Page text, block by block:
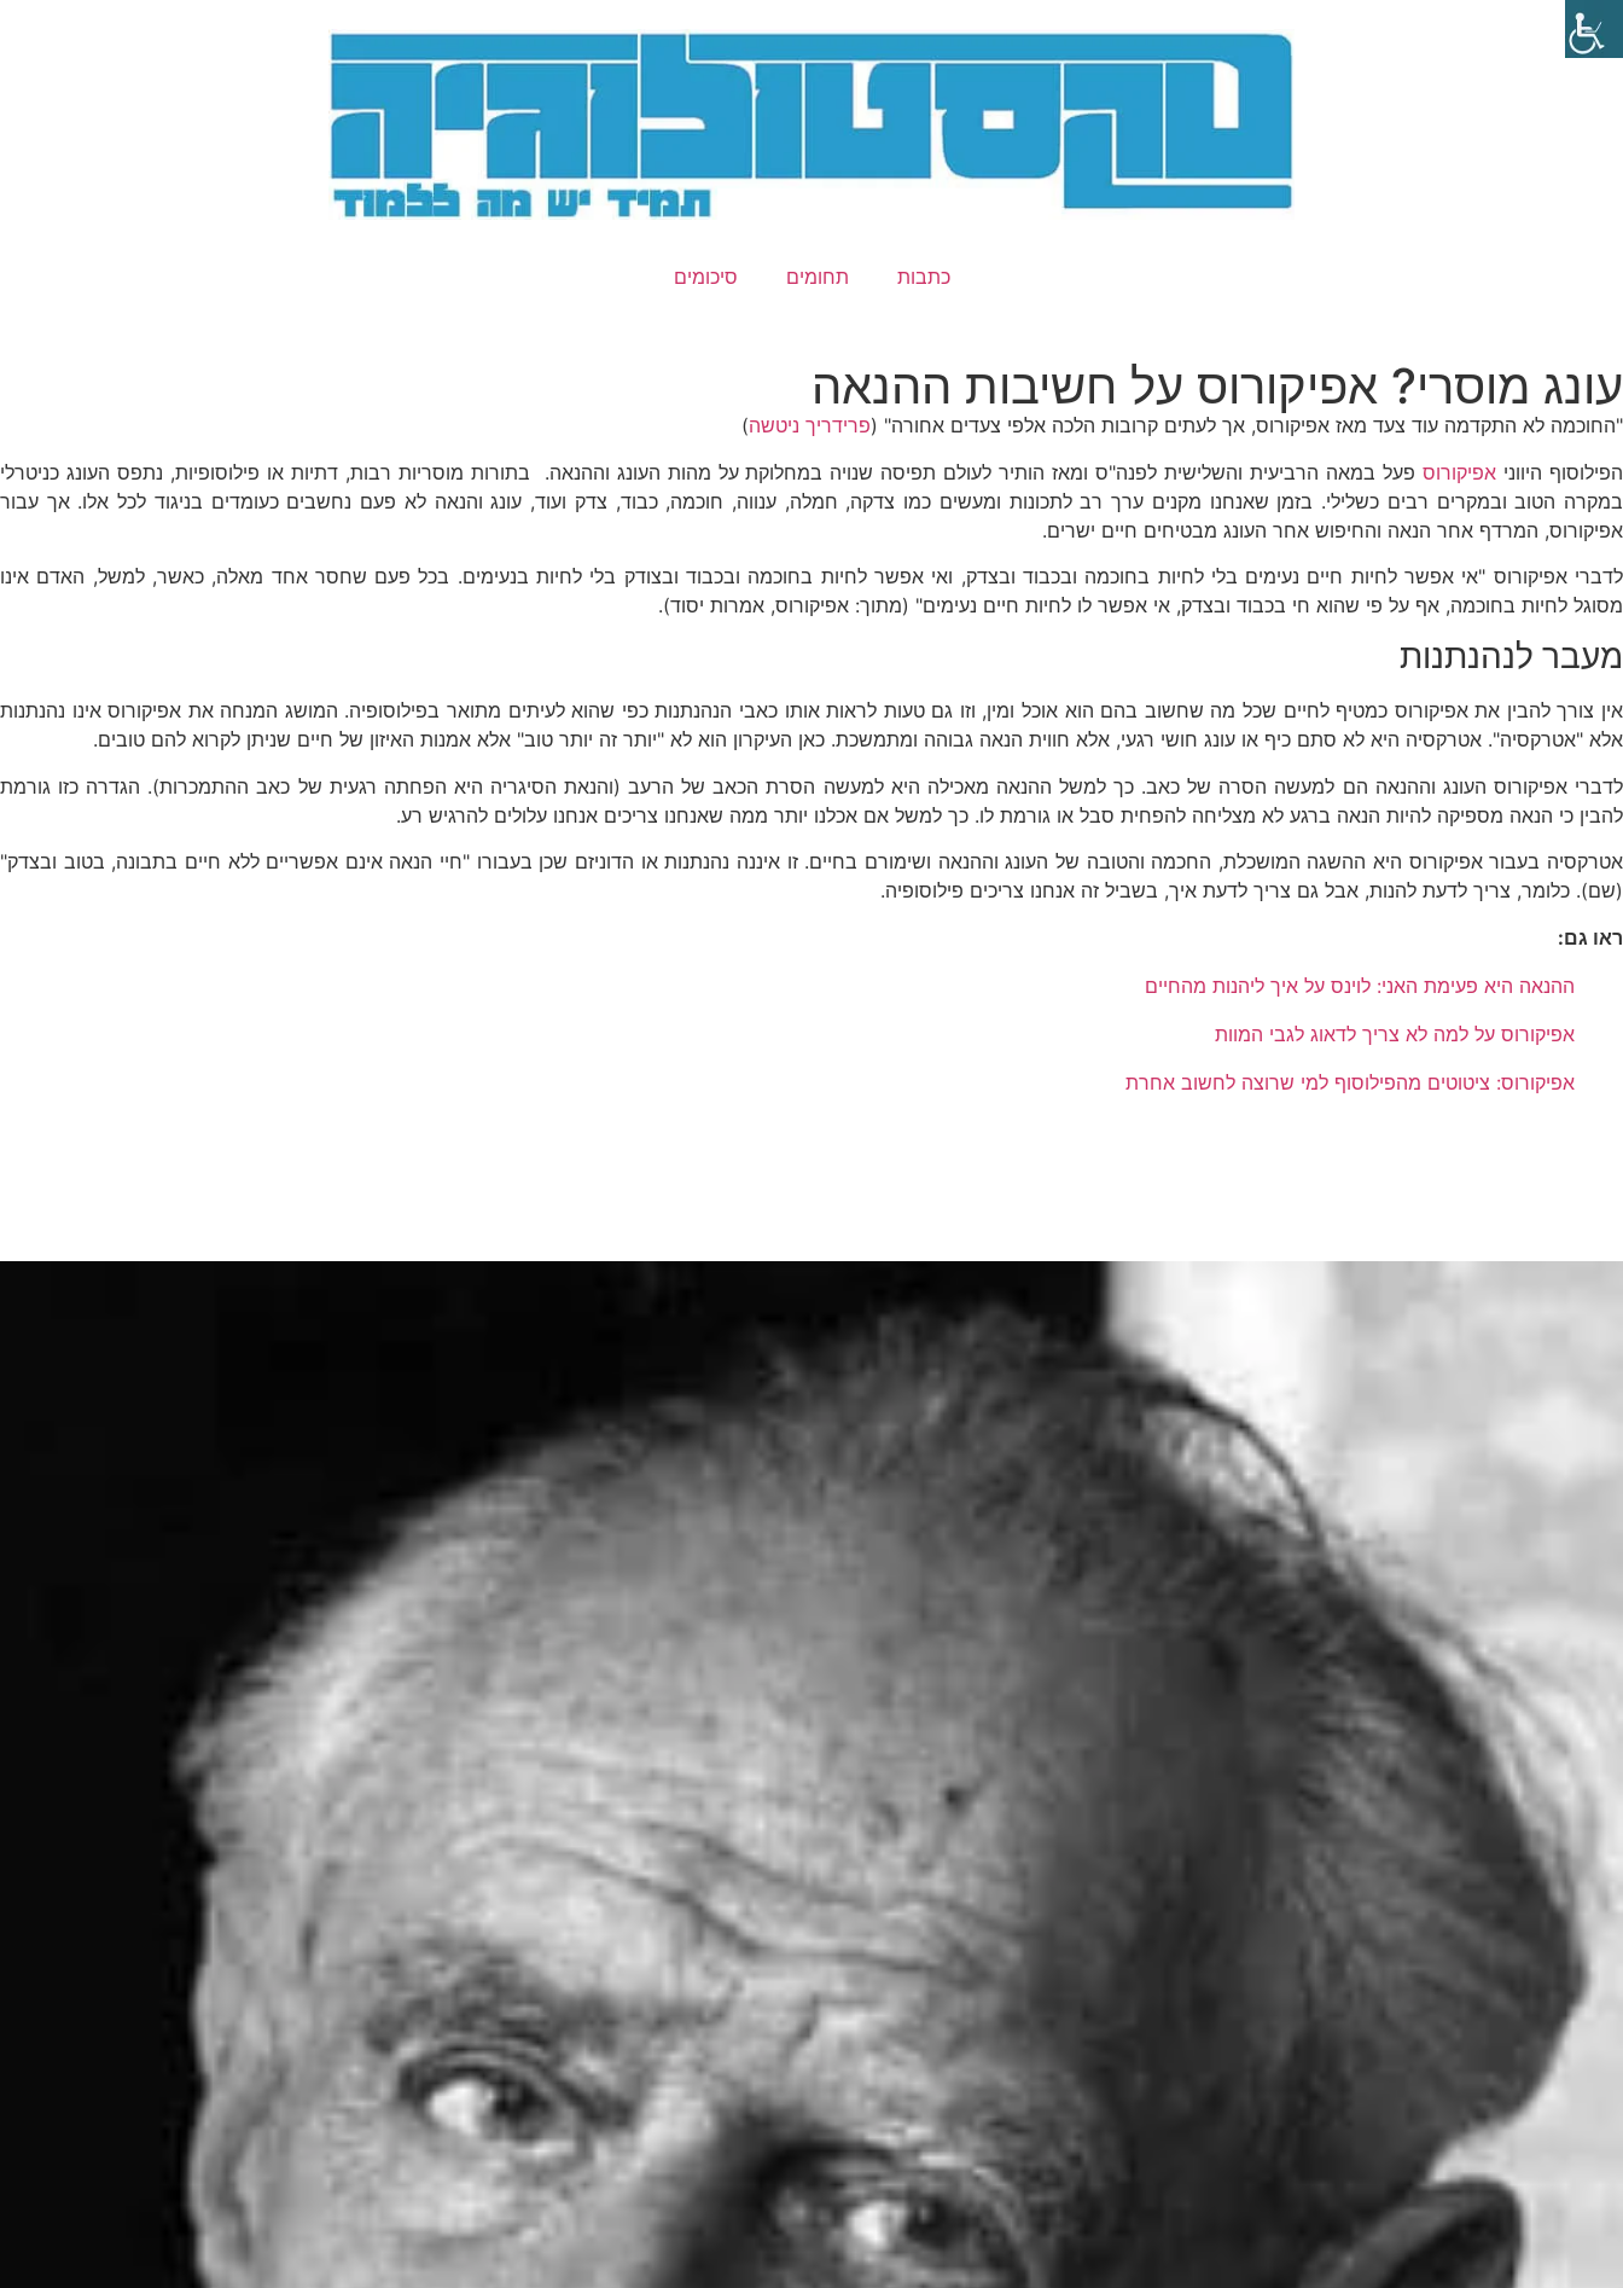
כתבות תחומים סיכומים
עונג מוסרי? אפיקורוס על חשיבות ההנאה
"החוכמה לא התקדמה עוד צעד מאז אפיקורוס, אך לעתים קרובות הלכה אלפי צעדים אחורה" (פרידריך ניטשה)
הפילוסוף היווני אפיקורוספעל במאה הרביעית והשלישית לפנה"ס ומאז הותיר לעולם תפיסה שנויה במחלוקת על מהות העונג וההנאה. בתורות מוסריות רבות, דתיות או פילוסופיות, נתפס העונג כניטרלי
במקרה הטוב ובמקרים רבים כשלילי. בזמן שאנחנו מקנים ערך רב לתכונות ומעשים כמו צדקה, חמלה, ענווה, חוכמה, כבוד, צדק ועוד, עונג והנאה לא פעם נחשבים כעומדים בניגוד לכל אלו. אך עבור
אפיקורוס, המרדף אחר הנאה והחיפוש אחר העונג מבטיחים חיים ישרים.
לדברי אפיקורוס "אי אפשר לחיות חיים נעימים בלי לחיות בחוכמה ובכבוד ובצדק, ואי אפשר לחיות בחוכמה ובכבוד ובצודק בלי לחיות בנעימים. בכל פעם שחסר אחד מאלה, כאשר, למשל, האדם אינו
מסוגל לחיות בחוכמה, אף על פי שהוא חי בכבוד ובצדק, אי אפשר לו לחיות חיים נעימים" (מתוך: אפיקורוס, אמרות יסוד).
מעבר לנהנתנות
אין צורך להבין את אפיקורוס כמטיף לחיים שכל מה שחשוב בהם הוא אוכל ומין, וזו גם טעות לראות אותו כאבי הנהנתנות כפי שהוא לעיתים מתואר בפילוסופיה. המושג המנחה את אפיקורוס אינו נהנתנות
אלא "אטרקסיה". אטרקסיה היא לא סתם כיף או עונג חושי רגעי, אלא חווית הנאה גבוהה ומתמשכת. כאן העיקרון הוא לא "יותר זה יותר טוב" אלא אמנות האיזון של חיים שניתן לקרוא להם טובים.
לדברי אפיקורוס העונג וההנאה הם למעשה הסרה של כאב. כך למשל ההנאה מאכילה היא למעשה הסרת הכאב של הרעב (והנאת הסיגריה היא הפחתה רגעית של כאב ההתמכרות). הגדרה כזו גורמת
להבין כי הנאה מספיקה להיות הנאה ברגע לא מצליחה להפחית סבל או גורמת לו. כך למשל אם אכלנו יותר ממה שאנחנו צריכים אנחנו עלולים להרגיש רע.
אטרקסיה בעבור אפיקורוס היא ההשגה המושכלת, החכמה והטובה של העונג וההנאה ושימורם בחיים. זו איננה נהנתנות או הדוניזם שכן בעבורו "חיי הנאה אינם אפשריים ללא חיים בתבונה, בטוב ובצדק"
(שם). כלומר, צריך לדעת להנות, אבל גם צריך לדעת איך, בשביל זה אנחנו צריכים פילוסופיה.
ראו גם:
ההנאה היא פעימת האני: לוינס על איך ליהנות מהחיים
אפיקורוס על למה לא צריך לדאוג לגבי המוות
אפיקורוס: ציטוטים מהפילוסוף למי שרוצה לחשוב אחרת